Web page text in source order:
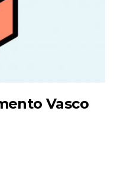
Vasco